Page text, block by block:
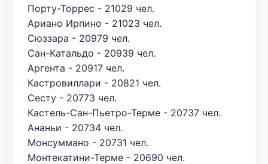
Порту-Торрес - 21029 чел.
Ариано Ирпино - 21023 чел.
Сюззара - 20979 чел.
Сан-Катальдо - 20939 чел.
Аргента - 20917 чел.
Кастровиллари - 20821 чел.
Сесту - 20773 чел.
Кастель-Сан-Пьетро-Терме - 20737 чел.
Ананьи - 20734 чел.
Монсуммано - 20731 чел.
Монтекатини-Терме - 20690 чел.